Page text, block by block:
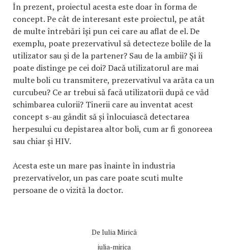
În prezent, proiectul acesta este doar în forma de
concept. Pe cât de interesant este proiectul, pe atât
de multe întrebări își pun cei care au aflat de el. De
exemplu, poate prezervativul să detecteze bolile de la
utilizator sau și de la partener? Sau de la ambii? Și îi
poate distinge pe cei doi? Dacă utilizatorul are mai
multe boli cu transmitere, prezervativul va arăta ca un
curcubeu? Ce ar trebui să facă utilizatorii după ce văd
schimbarea culorii? Tinerii care au inventat acest
concept s-au gândit să și înlocuiască detectarea
herpesului cu depistarea altor boli, cum ar fi gonoreea
sau chiar și HIV.
Acesta este un mare pas înainte în industria
prezervativelor, un pas care poate scuti multe
persoane de o vizită la doctor.
De Iulia Mirică
iulia-mirica